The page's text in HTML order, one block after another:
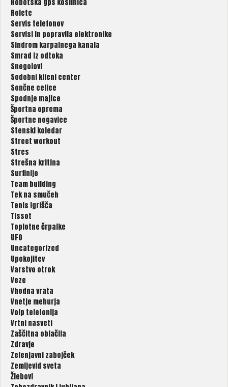
Robotska gps kosilnica
Rolete
Servis telefonov
Servisi in popravila elektronike
Sindrom karpalnega kanala
Smrad iz odtoka
Snegolovi
Sodobni klicni center
Sončne celice
Spodnje majice
Športna oprema
Športne nogavice
Stenski koledar
Street workout
Stres
Strešna kritina
Surfinije
Team building
Tek na smučeh
Tenis igrišča
Tissot
Toplotne črpalke
UFO
Uncategorized
Upokojitev
Varstvo otrok
Veze
Vhodna vrata
Vnetje mehurja
Voip telefonija
Vrtni nasveti
Zaščitna oblačila
Zdravje
Zelenjavni zabojček
Zemljevid sveta
Žlebovi